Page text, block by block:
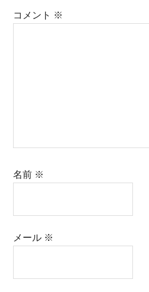
コメント ※
名前 ※
メール ※